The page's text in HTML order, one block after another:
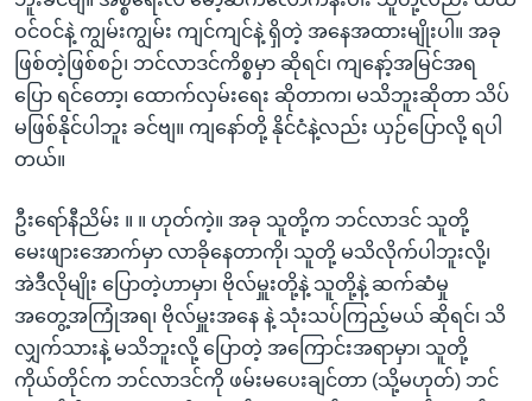
ဝင်ဝင်နဲ့ ကျွမ်းကျွမ်း ကျင်ကျင်နဲ့ ရှိတဲ့ အနေအထားမျိုးပါ။ အခု
ဖြစ်တဲ့ဖြစ်စဉ်၊ ဘင်လာဒင်ကိစ္စမှာ ဆိုရင်၊ ကျနော့်အမြင်အရ
ပြော ရင်တော့၊ ထောက်လှမ်းရေး ဆိုတာက၊ မသိဘူးဆိုတာ သိပ်
မဖြစ်နိုင်ပါဘူး ခင်ဗျ။ ကျနော်တို့ နိုင်ငံနဲ့လည်း ယှဉ်ပြောလို့ ရပါ
တယ်။
ဦးရော်နီညိမ်း ။ ။ ဟုတ်ကဲ့။ အခု သူတို့က ဘင်လာဒင် သူတို့
မေးဖျားအောက်မှာ လာခိုနေတာကို၊ သူတို့ မသိလိုက်ပါဘူးလို့၊
အဲဒီလိုမျိုး ပြောတဲ့ဟာမှာ၊ ဗိုလ်မှူးတို့နဲ့ သူတို့နဲ့ ဆက်ဆံမှု
အတွေ့အကြုံအရ၊ ဗိုလ်မှူးအနေ နဲ့ သုံးသပ်ကြည့်မယ် ဆိုရင်၊ သိ
လျှက်သားနဲ့ မသိဘူးလို့ ပြောတဲ့ အကြောင်းအရာမှာ၊ သူတို့
ကိုယ်တိုင်က ဘင်လာဒင်ကို ဖမ်းမပေးချင်တာ (သို့မဟုတ်) ဘင်